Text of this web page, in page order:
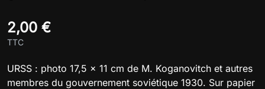
2,00 €
TTC
URSS : photo 17,5 x 11 cm de M. Koganovitch et autres
membres du gouvernement soviétique 1930. Sur papier